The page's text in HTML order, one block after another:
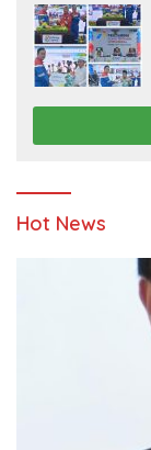
Hot News